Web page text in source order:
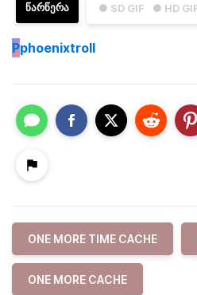
● SD GIF ● HD
ᲬᲐᲠᲬᲔᲠᲐ
Pphoenixtroll
ONE MORE TIME CACHE
ONE MORE CACHE